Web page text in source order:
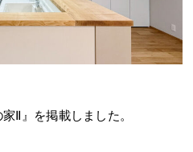
Ⅱ』を掲載しました。